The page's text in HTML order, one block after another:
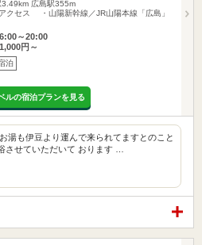
3.49km 広島駅355m
クセス ・山陽新幹線／JR山陽本線「広島」
～20:00
円～
泊
ルの宿泊プランを見る
湯も伊豆より運んで来られてますとのこと
させていただいて おります …